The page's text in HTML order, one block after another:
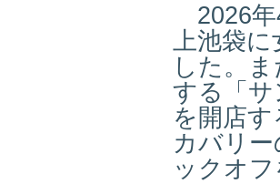
2026年
上池袋
した。
する「
を開店
カバリ
ックオ